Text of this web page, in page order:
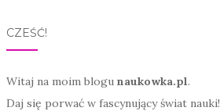
CZEŚĆ!
Witaj na moim blogu naukowka.pl.
Daj się porwać w fascynujący świat nauki!